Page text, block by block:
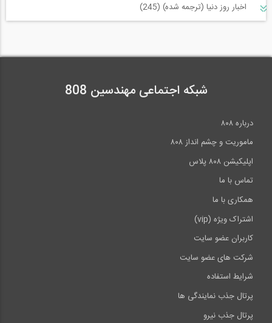
اخبار روز دنیا (ترجمه شده) (245)
مدیریت پروژه (55)
شبکه اجتماعی مهندسین 808
درباره ۸۰۸
ماموریت و چشم انداز ۸۰۸
اپلیکیشن ۸۰۸ پلاس
تماس با ما
همکاری با ما
اشتراک ویژه (vip)
کاربران عضو سایت
شرکت های عضو سایت
شرایط استفاده
پرتال جذب نمایندگی ها
پرتال جذب نیرو